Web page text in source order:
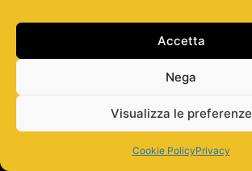
Accetta
Nega
Visualizza le preferenze
Cookie PolicyPrivacy